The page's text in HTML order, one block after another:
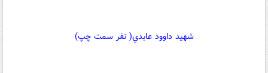
شهيد داوود عابدي( نفر سمت چپ)